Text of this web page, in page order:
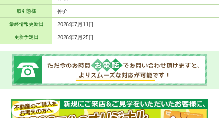
取引態様 仲介
最終情報更新日 2026年7月11日
更新予定日 2026年7月25日